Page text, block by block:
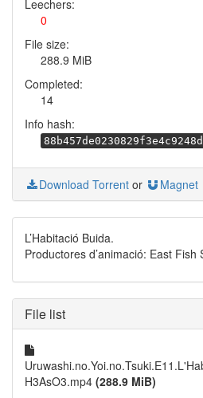
Leechers:
0
File size:
288.9 MiB
Completed:
14
Info hash:
Download Torrent or Magnet
L’Habitació Buida.
Productores d’animació: East Fish
File list
H3AsO3.mp4 (288.9 MiB)